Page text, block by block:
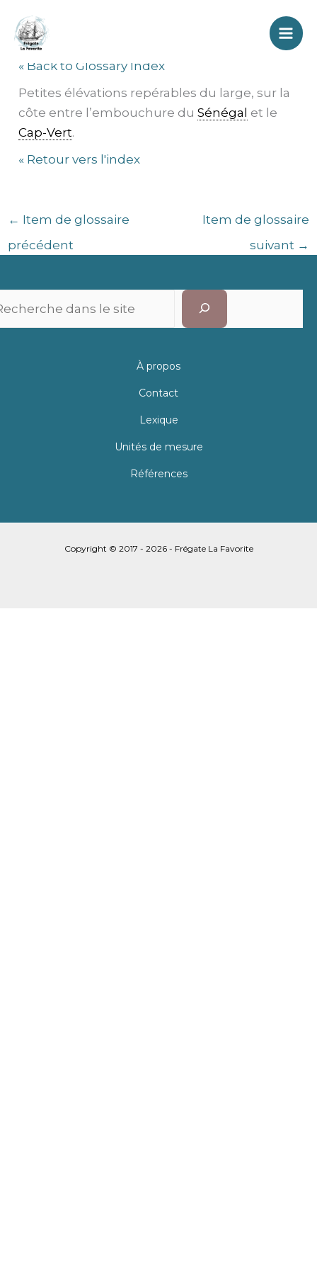
contenu
Petites Mottes
« Back to Glossary Index
Petites élévations repérables du large, sur la
côte entre l’embouchure duSénégal et le
Cap-Vert.
« Retour vers l'index
← Item de glossaire
précédent
Item de glossaire
suivant →
À propos
Contact
Lexique
Unités de mesure
Références
Copyright © 2017 - 2026 - Frégate La Favorite